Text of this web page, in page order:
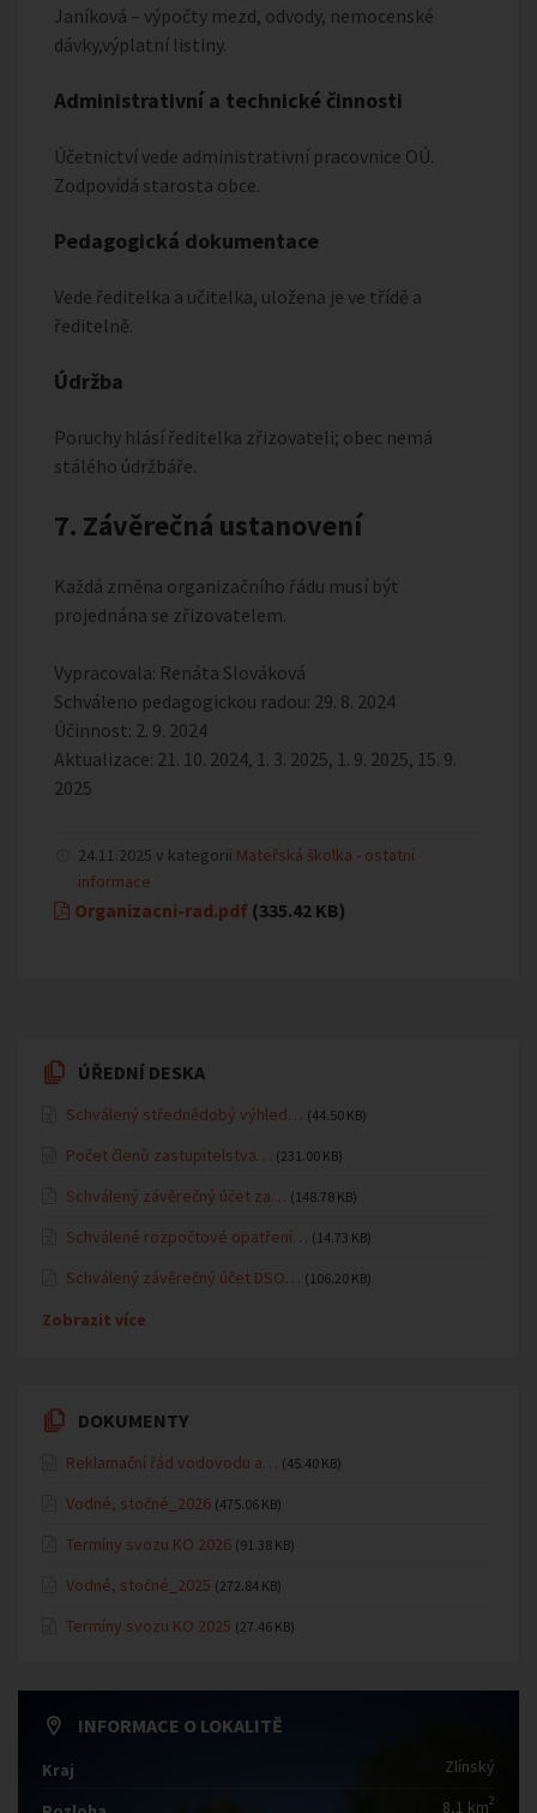
Janíková – výpočty mezd, odvody, nemocenské
dávky,výplatní listiny.
Administrativní a technické činnosti
Účetnictví vede administrativní pracovnice OÚ.
Zodpovídá starosta obce.
Pedagogická dokumentace
Vede ředitelka a učitelka, uložena je ve třídě a
ředitelně.
Údržba
Poruchy hlásí ředitelka zřizovateli; obec nemá
stálého údržbáře.
7. Závěrečná ustanovení
Každá změna organizačního řádu musí být
projednána se zřizovatelem.
Vypracovala: Renáta Slováková
Schváleno pedagogickou radou: 29. 8. 2024
Účinnost: 2. 9. 2024
Aktualizace: 21. 10. 2024, 1. 3. 2025, 1. 9. 2025, 15. 9.
2025
24.11.2025 v kategorii Mateřská školka - ostatní
informace
Organizacni-rad.pdf (335.42 KB)
ÚŘEDNÍ DESKA
Schválený střednědobý výhled… (44.50 KB)
Počet členů zastupitelstva… (231.00 KB)
Schválený závěrečný účet za… (148.78 KB)
Schválené rozpočtové opatření… (14.73 KB)
Schválený závěrečný účet DSO… (106.20 KB)
Zobrazit více
DOKUMENTY
Reklamační řád vodovodu a… (45.40 KB)
Vodné, stočné_2026 (475.06 KB)
Termíny svozu KO 2026 (91.38 KB)
Vodné, stočné_2025 (272.84 KB)
Termíny svozu KO 2025 (27.46 KB)
INFORMACE O LOKALITĚ
Kraj Zlínský
8,1 km2